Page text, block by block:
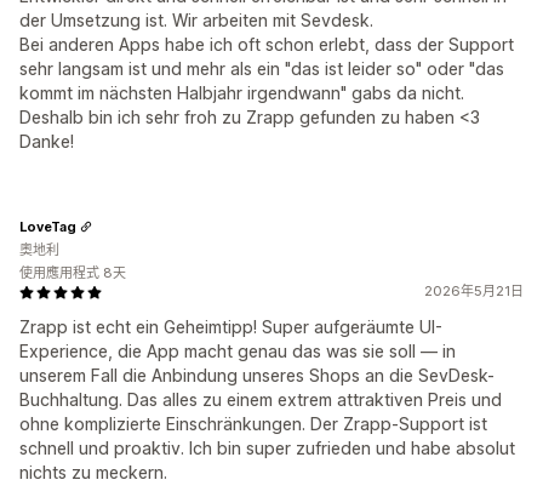
der Umsetzung ist. Wir arbeiten mit Sevdesk.
Bei anderen Apps habe ich oft schon erlebt, dass der Support
sehr langsam ist und mehr als ein "das ist leider so" oder "das
kommt im nächsten Halbjahr irgendwann" gabs da nicht.
Deshalb bin ich sehr froh zu Zrapp gefunden zu haben <3
Danke!
2026年5月21日
Zrapp ist echt ein Geheimtipp! Super aufgeräumte UI-
Experience, die App macht genau das was sie soll — in
unserem Fall die Anbindung unseres Shops an die SevDesk-
Buchhaltung. Das alles zu einem extrem attraktiven Preis und
ohne komplizierte Einschränkungen. Der Zrapp-Support ist
schnell und proaktiv. Ich bin super zufrieden und habe absolut
nichts zu meckern.
LoveTag
奧地利
使用應用程式 8天